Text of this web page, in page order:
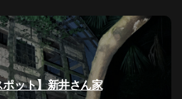
ポット】新井さん家